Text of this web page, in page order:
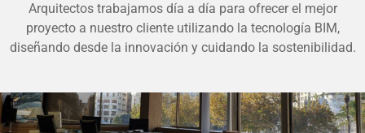
Arquitectos trabajamos día a día para ofrecer el mejor
proyecto a nuestro cliente utilizando la tecnología BIM,
diseñando desde la innovación y cuidando la sostenibilidad.